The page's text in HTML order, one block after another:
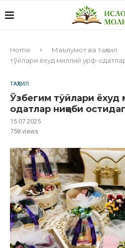
Home Маълумот ва таҳлил
тўйлари ёхуд миллий урф-
ТАҲЛИЛ
Ўзбегим тўйлари ёхуд
одатлар ниқоби
15.07.2025
758 views